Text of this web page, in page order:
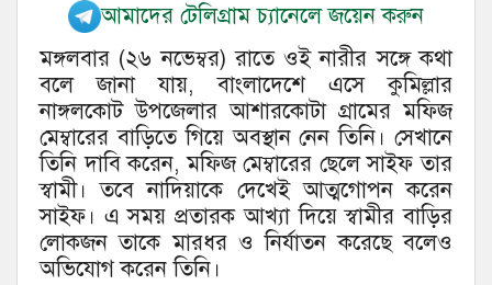
আমাদের টেলিগ্রাম চ্যানেলে জয়েন করুন
মঙ্গলবার (২৬ নভেম্বর) রাতে ওই নারীর সঙ্গে কথা
বলে জানা যায়, বাংলাদেশে এসে কুমিল্লার
নাঙ্গলকোট উপজেলার আশারকোটা গ্রামের মফিজ
মেম্বারের বাড়িতে গিয়ে অবস্থান নেন তিনি। সেখানে
তিনি দাবি করেন, মফিজ মেম্বারের ছেলে সাইফ তার
স্বামী। তবে নাদিয়াকে দেখেই আত্মগোপন করেন
সাইফ। এ সময় প্রতারক আখ্যা দিয়ে স্বামীর বাড়ির
লোকজন তাকে মারধর ও নির্যাতন করেছে বলেও
অভিযোগ করেন তিনি।